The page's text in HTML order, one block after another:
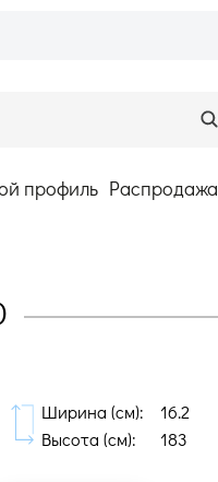
профиль Распродажа
Ширина (cм):
16.2
Высота (cм):
183